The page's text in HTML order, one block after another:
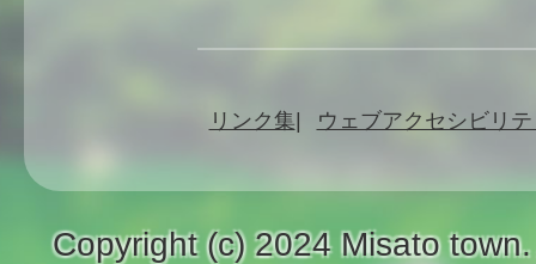
リンク集 ウェブアクセシビリ
Copyright (c) 2024 Misato